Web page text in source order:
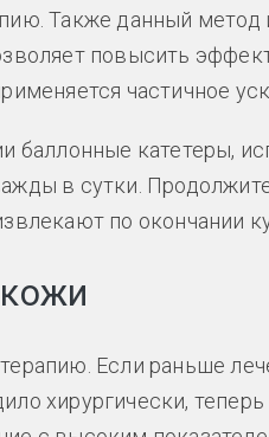
Также данный метод
повысить
частичное
баллонные катетеры,
в сутки.
по окончании
Если раньше
хирургически,